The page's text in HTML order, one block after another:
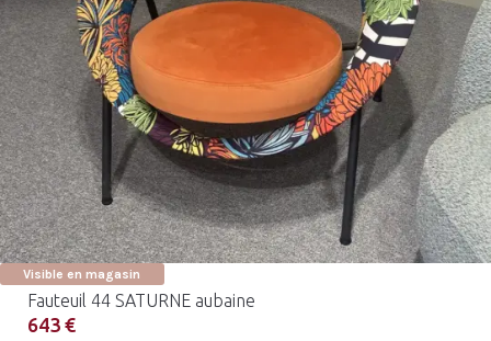
Visible en magasin
Fauteuil 44 SATURNE aubaine
643 €